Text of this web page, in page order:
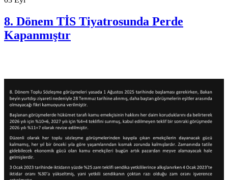
8. Dönem TİS Tiyatrosunda Perde
Kapanmıştır